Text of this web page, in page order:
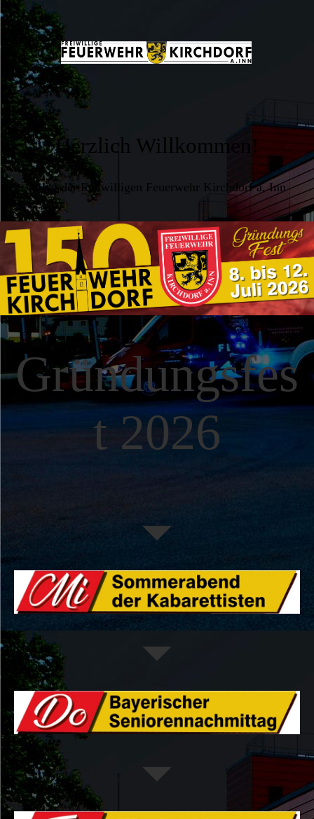
Herzlich Willkommen!
... bei der Freiwilligen Feuerwehr Kirchdorf a. Inn
Gründungsfes
t 2026